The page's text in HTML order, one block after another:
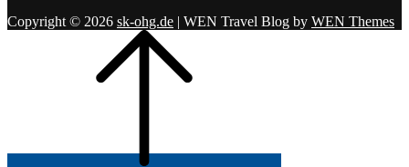
Copyright © 2026 sk-ohg.de | WEN Travel Blog by WEN Themes